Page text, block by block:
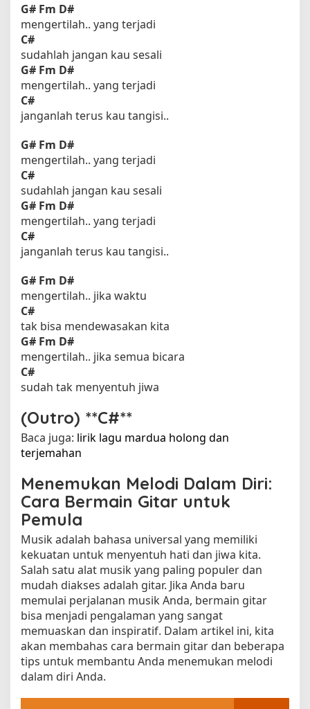
G# Fm D#
mengertilah.. yang terjadi
C#
sudahlah jangan kau sesali
G# Fm D#
mengertilah.. yang terjadi
C#
janganlah terus kau tangisi..
G# Fm D#
mengertilah.. yang terjadi
C#
sudahlah jangan kau sesali
G# Fm D#
mengertilah.. yang terjadi
C#
janganlah terus kau tangisi..
G# Fm D#
mengertilah.. jika waktu
C#
tak bisa mendewasakan kita
G# Fm D#
mengertilah.. jika semua bicara
C#
sudah tak menyentuh jiwa
(Outro) **C#**
Baca juga: lirik lagu mardua holong dan
terjemahan​
Menemukan Melodi Dalam Diri:
Cara Bermain Gitar untuk
Pemula
Musik adalah bahasa universal yang memiliki
kekuatan untuk menyentuh hati dan jiwa kita.
Salah satu alat musik yang paling populer dan
mudah diakses adalah gitar. Jika Anda baru
memulai perjalanan musik Anda, bermain gitar
bisa menjadi pengalaman yang sangat
memuaskan dan inspiratif. Dalam artikel ini, kita
akan membahas cara bermain gitar dan beberapa
tips untuk membantu Anda menemukan melodi
dalam diri Anda.